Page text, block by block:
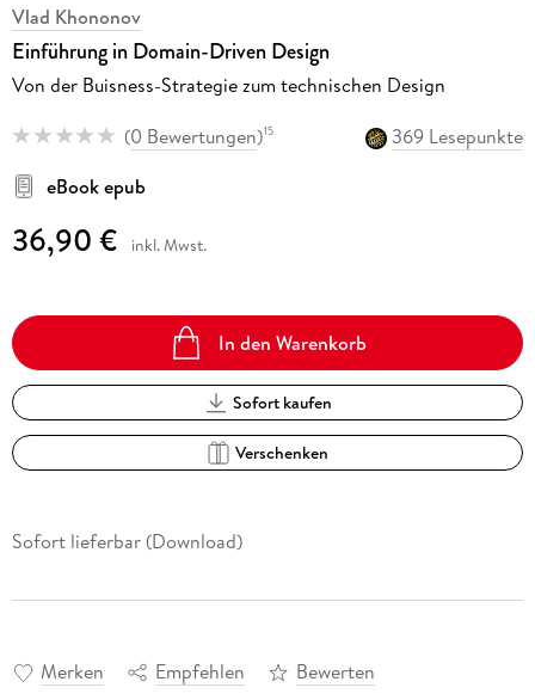
Vlad Khononov
Einführung in Domain-Driven Design
Von der Buisness-Strategie zum technischen Design
(0 Bewertungen)15
369 Lesepunkte
eBook epub
36,90 € inkl. Mwst.
In den Warenkorb
Sofort kaufen
Verschenken
Sofort lieferbar (Download)
Merken Empfehlen Bewerten